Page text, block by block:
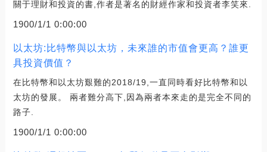
關于理財和投資的書,作者是著名的財經作家和投資者李笑來.
1900/1/1 0:00:00
以太坊:比特幣與以太坊，未來誰的市值會更高？誰更
具投資價值？
在比特幣和以太坊艱難的2018/19,一直同時看好比特幣和以
太坊的發展。 兩者難分高下,因為兩者本來走的是完全不同的
路子.
1900/1/1 0:00:00